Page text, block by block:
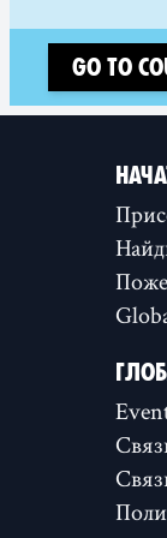
Go to